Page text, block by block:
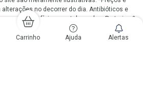
Carrinho Ajuda Alertas
no decorrer do dia. Antibióticos e
em lojas físicas ou televendas. Portaria nº
da Saúde. Horário de funcionamento Central
ao Cliente 4020 4404 ou 0800 282 10 10 de